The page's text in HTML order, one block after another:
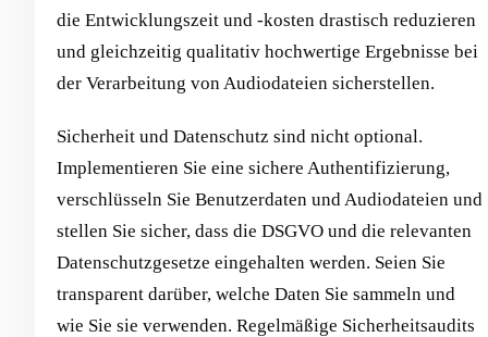
die Entwicklungszeit und -kosten drastisch reduzieren
und gleichzeitig qualitativ hochwertige Ergebnisse bei
der Verarbeitung von Audiodateien sicherstellen.
Sicherheit und Datenschutz sind nicht optional.
Implementieren Sie eine sichere Authentifizierung,
verschlüsseln Sie Benutzerdaten und Audiodateien und
stellen Sie sicher, dass die DSGVO und die relevanten
Datenschutzgesetze eingehalten werden. Seien Sie
transparent darüber, welche Daten Sie sammeln und
wie Sie sie verwenden. Regelmäßige Sicherheitsaudits